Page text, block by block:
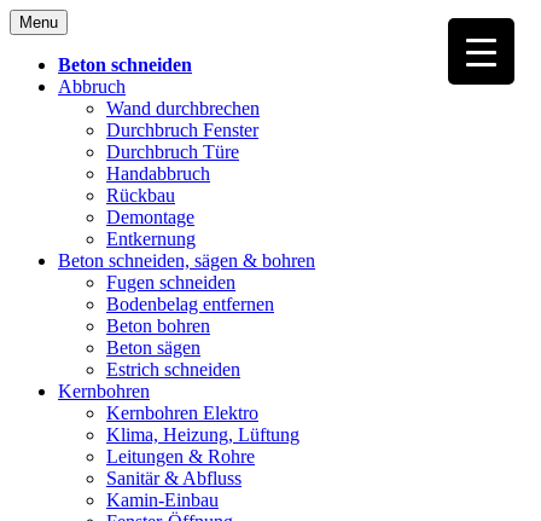
Skip
to
content
Menu
Beton schneiden
Abbruch
Wand durchbrechen
Durchbruch Fenster
Durchbruch Türe
Handabbruch
Rückbau
Demontage
Entkernung
Beton schneiden, sägen & bohren
Fugen schneiden
Bodenbelag entfernen
Beton bohren
Beton sägen
Estrich schneiden
Kernbohren
Kernbohren Elektro
Klima, Heizung, Lüftung
Leitungen & Rohre
Sanitär & Abfluss
Kamin-Einbau